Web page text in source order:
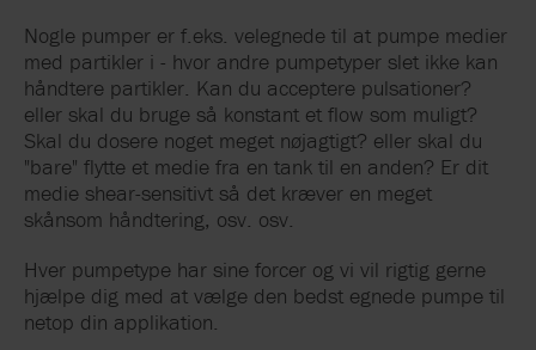
Nogle pumper er f.eks. velegnede til at pumpe medier
med partikler i - hvor andre pumpetyper slet ikke kan
håndtere partikler. Kan du acceptere pulsationer?
eller skal du bruge så konstant et flow som muligt?
Skal du dosere noget meget nøjagtigt? eller skal du
"bare" flytte et medie fra en tank til en anden? Er dit
medie shear-sensitivt så det kræver en meget
skånsom håndtering, osv. osv.
Hver pumpetype har sine forcer og vi vil rigtig gerne
hjælpe dig med at vælge den bedst egnede pumpe til
netop din applikation.